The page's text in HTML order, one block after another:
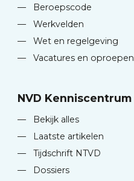
—
Beroepscode
—
Werkvelden
—
Wet en regelgeving
—
Vacatures en oproepen
NVD Kenniscentrum
—
Bekijk alles
—
Laatste artikelen
—
Tijdschrift NTVD
—
Dossiers